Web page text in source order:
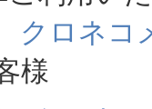
クロネコ
様